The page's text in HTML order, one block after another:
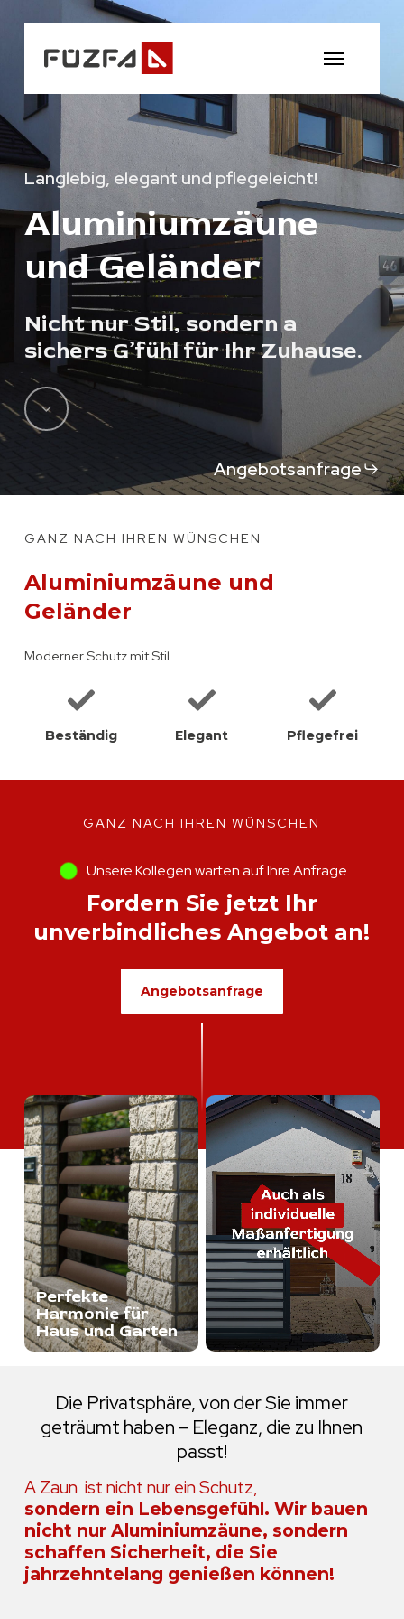
content
Langlebig, elegant und pflegeleicht!
Aluminiumzäune
und Geländer
Nicht nur Stil, sondern a
sichers G’fühl für Ihr Zuhause.
Navigate
the
next
section
Angebotsanfrage
GANZ NACH IHREN WÜNSCHEN
Aluminiumzäune und
Geländer
Moderner Schutz mit Stil
Beständig Elegant Pflegefrei
GANZ NACH IHREN WÜNSCHEN
Unsere Kollegen warten auf Ihre Anfrage.
Fordern Sie jetzt Ihr
unverbindliches Angebot an!
Angebotsanfrage
Perfekte
Harmonie für
Haus und Garten
Die Privatsphäre, von derSie immer
geträumt haben – Eleganz, die zu Ihnen
passt!
A Zaun ist nicht nur ein Schutz,
sondern ein Lebensgefühl. Wir bauen
nicht nur Aluminiumzäune, sondern
schaffen Sicherheit, die Sie
jahrzehntelang genießen können!